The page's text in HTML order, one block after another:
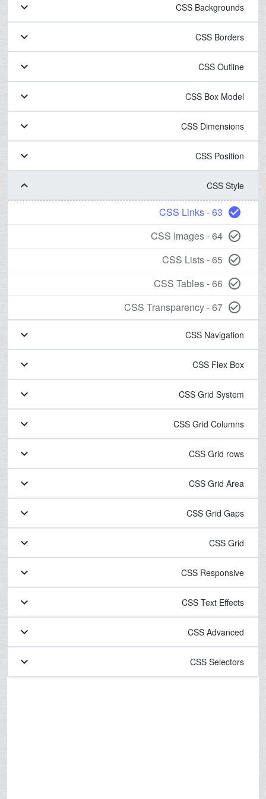
CSS Backgrounds
keyboard_arrow_down
CSS Borders
keyboard_arrow_down
CSS Outline
keyboard_arrow_down
CSS Box Model
keyboard_arrow_down
CSS Dimensions
keyboard_arrow_down
CSS Position
keyboard_arrow_down
CSS Style
keyboard_arrow_down
check_circle
63 - CSS Links
check_circle_outline
64 - CSS Images
check_circle_outline
65 - CSS Lists
check_circle_outline
66 - CSS Tables
check_circle_outline
67 - CSS Transparency
CSS Navigation
keyboard_arrow_down
CSS Flex Box
keyboard_arrow_down
CSS Grid System
keyboard_arrow_down
CSS Grid Columns
keyboard_arrow_down
CSS Grid rows
keyboard_arrow_down
CSS Grid Area
keyboard_arrow_down
CSS Grid Gaps
keyboard_arrow_down
CSS Grid
keyboard_arrow_down
CSS Responsive
keyboard_arrow_down
CSS Text Effects
keyboard_arrow_down
CSS Advanced
keyboard_arrow_down
CSS Selectors
keyboard_arrow_down